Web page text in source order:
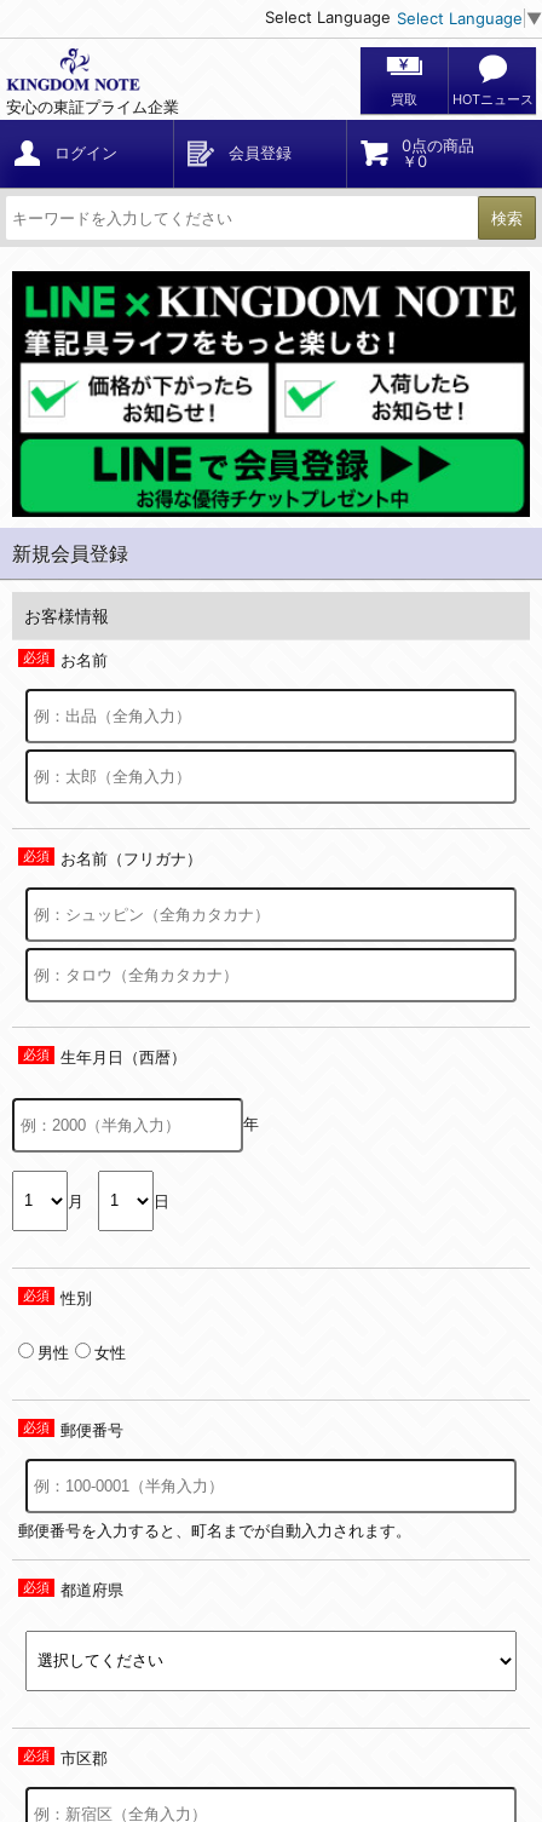
Select Language Select Language ▼
安心の東証プライム企業 買取 HOTニュース
ログイン 会員登録
0点の商品
￥0
検索
新規会員登録
お客様情報
お名前
お名前（フリガナ）
生年月日（西暦）
年
月 日
性別
男性 女性
郵便番号
郵便番号を入力すると、町名までが自動入力されます。
都道府県
市区郡